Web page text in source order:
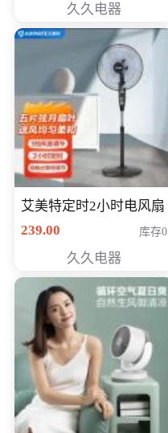
定时落地式风扇CS35-
R20
久久电器
艾美特定时2小时电风扇
239.00
库存0
久久电器